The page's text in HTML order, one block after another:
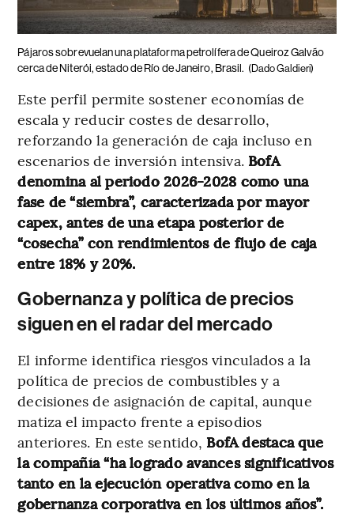
Pájaros sobrevuelan una plataforma petrolífera de Queiroz Galvão
cerca de Niterói, estado de Río de Janeiro, Brasil. (Dado Galdieri)
Este perfil permite sostener economías de
escala y reducir costes de desarrollo,
reforzando la generación de caja incluso en
escenarios de inversión intensiva. BofA
denomina al periodo 2026-2028 como una
fase de “siembra”, caracterizada por mayor
capex, antes de una etapa posterior de
“cosecha” con rendimientos de flujo de caja
entre 18% y 20%.
Gobernanza y política de precios
siguen en el radar del mercado
El informe identifica riesgos vinculados a la
política de precios de combustibles y a
decisiones de asignación de capital, aunque
matiza el impacto frente a episodios
anteriores. En este sentido, BofA destaca que
la compañía “ha logrado avances significativos
tanto en la ejecución operativa como en la
gobernanza corporativa en los últimos años”.